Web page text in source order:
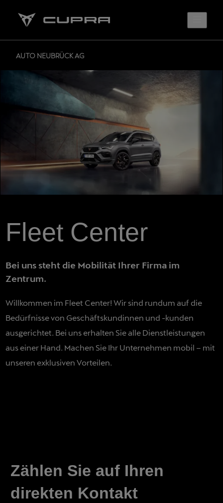
AUTO NEUBRÜCK AG
Fleet Center
Bei uns steht die Mobilität Ihrer Firma im
Zentrum.
Willkommen im Fleet Center! Wir sind rundum auf die
Bedürfnisse von Geschäftskundinnen und -kunden
ausgerichtet. Bei uns erhalten Sie alle Dienstleistungen
aus einer Hand. Machen Sie Ihr Unternehmen mobil – mit
unseren exklusiven Vorteilen.
Zählen Sie auf Ihren
direkten Kontakt